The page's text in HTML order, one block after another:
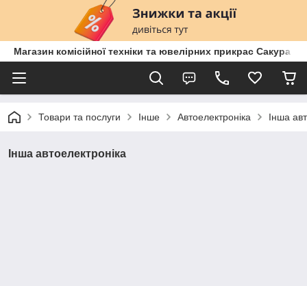
Магазин комісійної техніки та ювелірних прикрас Сакура
Товари та послуги Інше Автоелектроніка Інша
Інша автоелектроніка